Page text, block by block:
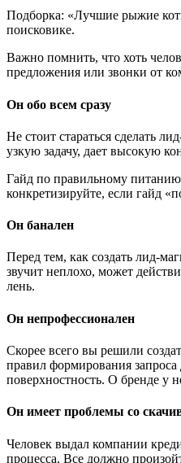
Подборка: «Лучшие рыжие
поисковике.
Важно помнить, что хоть
предложения или звонки от
Он обо всем сразу
Не стоит стараться сделать
узкую задачу, дает высокую
Гайд по правильному питанию
конкретизируйте, если гайд
Он банален
Перед тем, как создать лид-
звучит неплохо, может
лень.
Он непрофессионален
Скорее всего вы решили
правил формирования
поверхностность. О бренде у
Он имеет проблемы со
Человек выдал компании
процесса. Все должно